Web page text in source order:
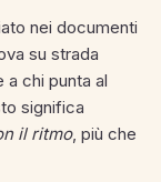
nei documenti
su strada
chi punta al
significa
il ritmo, più che